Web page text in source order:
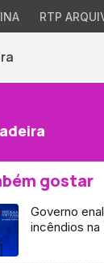
RTP
gostar
Governo
incêndios